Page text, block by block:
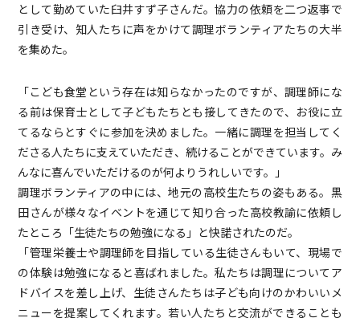
として勤めていた臼井すず子さんだ。協力の依頼を二つ返事で
引き受け、知人たちに声をかけて調理ボランティアたちの大半
を集めた。
「こども食堂という存在は知らなかったのですが、調理師にな
る前は保育士として子どもたちとも接してきたので、お役に立
てるならとすぐに参加を決めました。一緒に調理を担当してく
ださる人たちに支えていただき、続けることができています。み
んなに喜んでいただけるのが何よりうれしいです。」
調理ボランティアの中には、地元の高校生たちの姿もある。黒
田さんが様々なイベントを通じて知り合った高校教諭に依頼し
たところ「生徒たちの勉強になる」と快諾されたのだ。
「管理栄養士や調理師を目指している生徒さんもいて、現場で
の体験は勉強になると喜ばれました。私たちは調理についてア
ドバイスを差し上げ、生徒さんたちは子ども向けのかわいいメ
ニューを提案してくれます。若い人たちと交流ができることも